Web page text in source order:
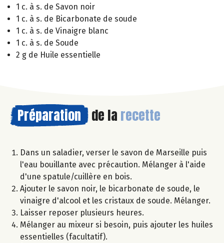
1 c. à s. de Savon noir
1 c. à s. de Bicarbonate de soude
1 c. à s. de Vinaigre blanc
1 c. à s. de Soude
2 g de Huile essentielle
Préparation de la recette
Dans un saladier, verser le savon de Marseille puis
l'eau bouillante avec précaution. Mélanger à l'aide
d'une spatule/cuillère en bois.
Ajouter le savon noir, le bicarbonate de soude, le
vinaigre d'alcool et les cristaux de soude. Mélanger.
Laisser reposer plusieurs heures.
Mélanger au mixeur si besoin, puis ajouter les huiles
essentielles (facultatif).